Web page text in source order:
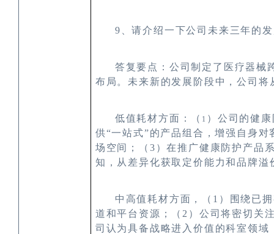
9 、请介绍一下公司未来三年的
答复要点：公司制定了医疗器械
布局。未来新的发展阶段中，公司
低值耗材方面：（ 1 ）公司的健
供“一站式”的产品组合，增强自身对
场空间；（ 3 ）在推广健康防护产品
知，从差异化获取定价能力和品牌溢
中高值耗材方面，（1 ）围绕已
道和平台资源；（ 2 ）公司将密切关
司认为具备战略进入价值的科室领